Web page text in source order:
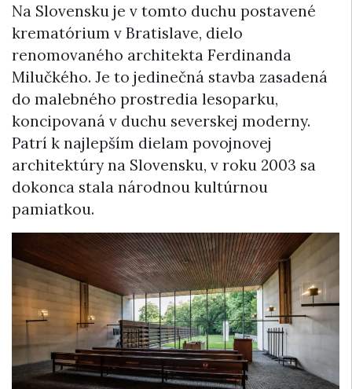
Na Slovensku je v tomto duchu postavené
krematórium v Bratislave, dielo
renomovaného architekta Ferdinanda
Milučkého. Je to jedinečná stavba zasadená
do malebného prostredia lesoparku,
koncipovaná v duchu severskej moderny.
Patrí k najlepším dielam povojnovej
architektúry na Slovensku, v roku 2003 sa
dokonca stala národnou kultúrnou
pamiatkou.